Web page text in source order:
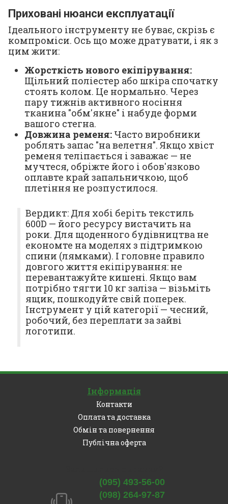
Приховані нюанси експлуатації
Ідеального інструменту не буває, скрізь є
компроміси. Ось що може дратувати, і як з
цим жити:
Жорсткість нового екіпірування:
Щільний поліестер або шкіра спочатку
стоять колом. Це нормально. Через
пару тижнів активного носіння
тканина "обм'якне" і набуде форми
вашого стегна.
Довжина ременя: Часто виробники
роблять запас "на велетня". Якщо хвіст
ременя теліпається і заважає — не
мучтеся, обріжте його і обов'язково
оплавте край запальничкою, щоб
плетіння не розпустилося.
Вердикт: Для хобі беріть текстиль
600D — його ресурсу вистачить на
роки. Для щоденного будівництва не
економте на моделях з підтримкою
спини (лямками). І головне правило
довгого життя екіпірування: не
перевантажуйте кишені. Якщо вам
потрібно тягти 10 кг заліза — візьміть
ящик, пошкодуйте свій поперек.
Інструмент у цій категорії — чесний,
робочий, без переплати за зайві
логотипи.
Інформація
Контакти
Оплата та доставка
Обмін та повернення
Публічна оферта
(095) 493-56-00
(098) 264-97-87